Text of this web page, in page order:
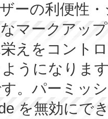
ーの利便性
マークアッ
えをコント
うになりま
。パーミッ
を無効にで